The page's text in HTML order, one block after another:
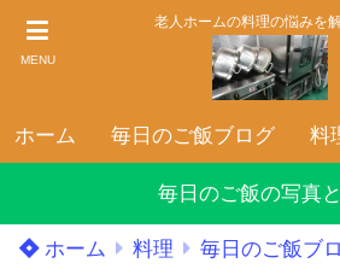
MENU
老人ホームの料理の悩みを
ホーム 毎日のご飯ブログ 料
毎日のご飯の写真
ホーム 料理 毎日のご飯ブ